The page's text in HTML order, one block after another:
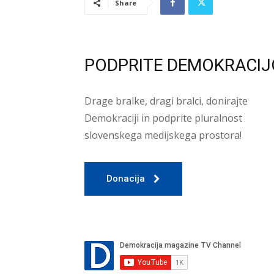
Share
PODPRITE
Drage bralke, dragi bralci, donirajte
Demokraciji in podprite pluralnost
slovenskega medijskega prostora!
Donacija